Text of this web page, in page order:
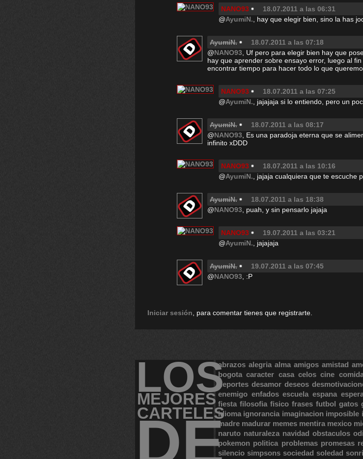
NANO93 18.07.2011 a las 06:31
@AyumiN. , hay que elegir bien, sino la has
AyumiN. 18.07.2011 a las 07:18
@NANO93 , Uf pero para elegir bien hay que
hay que aprender sobre ensayo error, luego al
encontrar tiempo para hacer todo lo que
NANO93 18.07.2011 a las 07:25
@AyumiN. , jajajaja si lo entiendo, pero un
AyumiN. 18.07.2011 a las 08:17
@NANO93 , Es una paradoja eterna que se
infinito xDDD
NANO93 18.07.2011 a las 10:16
@AyumiN. , jajaja cualquiera que te escuche
AyumiN. 18.07.2011 a las 18:38
@NANO93 , puah, y sin pensarlo jajaja
NANO93 19.07.2011 a las 03:21
@AyumiN. , jajajaja
AyumiN. 19.07.2011 a las 07:45
@NANO93 , :P
Iniciar sesión , para comentar tienes que registrarte.
LOS
MEJORES
CARTELES
DE
abrazos alegria alma amigos amistad
bogota caracter casa celos cine
deportes desamor deseos
enemigo enfados escuela espana
fiesta filosofia fisico frases futbol gatos
idioma ignorancia imaginacion imposible
madre madurar memes mentira mexico
naruto naturaleza navidad obstaculos
pokemon politica problemas promesas
silencio simpsons sociedad soledad